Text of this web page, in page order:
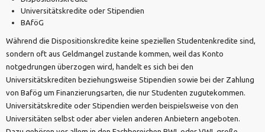
Universitätskredite oder Stipendien
BAföG
Während die Dispositionskredite keine speziellen Studentenkredite sind,
sondern oft aus Geldmangel zustande kommen, weil das Konto
notgedrungen überzogen wird, handelt es sich bei den
Universitätskrediten beziehungsweise Stipendien sowie bei der Zahlung
von Bafög um Finanzierungsarten, die nur Studenten zugutekommen.
Universitätskredite oder Stipendien werden beispielsweise von den
Universitäten selbst oder aber vielen anderen Anbietern angeboten.